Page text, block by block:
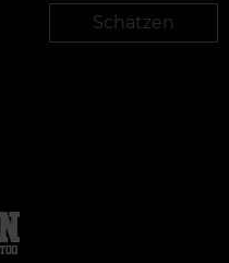
Schätzen